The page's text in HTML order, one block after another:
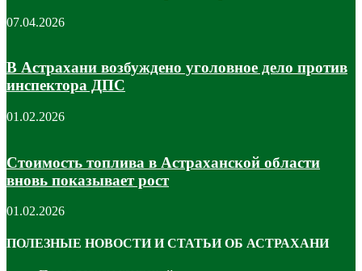
07.04.2026
В Астрахани возбуждено уголовное дело против
инспектора ДПС
01.02.2026
Стоимость топлива в Астраханской области
вновь показывает рост
01.02.2026
ПОЛЕЗНЫЕ НОВОСТИ И СТАТЬИ ОБ АСТРАХАНИ